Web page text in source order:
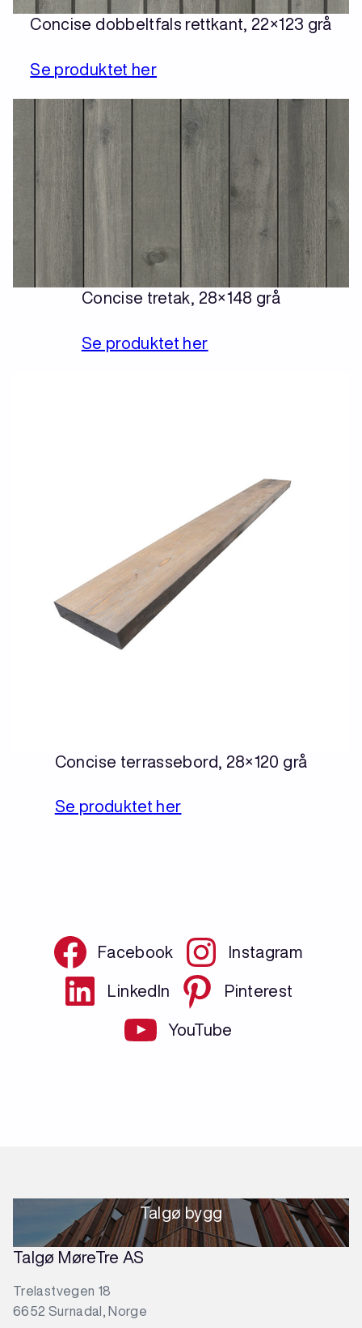
Concise dobbeltfals rettkant, 22×123 grå
Se produktet her
Concise tretak, 28×148 grå
Se produktet her
Concise terrassebord, 28×120 grå
Se produktet her
Facebook Instagram
LinkedIn Pinterest
YouTube
Talgø bygg
Talgø MøreTre AS
Trelastvegen 18
6652 Surnadal, Norge